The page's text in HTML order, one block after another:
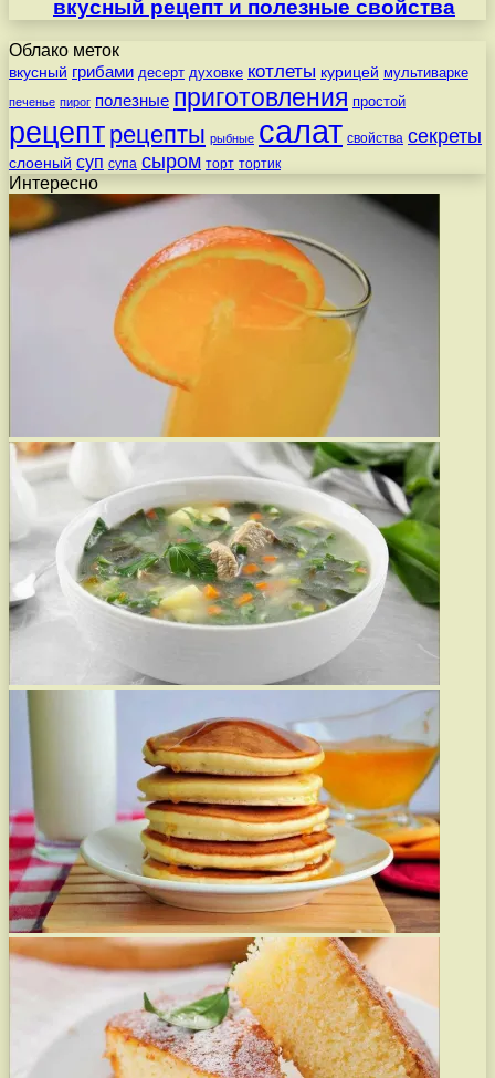
вкусный рецепт и полезные свойства
Облако меток
вкусный грибами десерт духовке котлеты курицей мультиварке
печенье пирог полезные приготовления простой
рецепт рецепты рыбные салат свойства секреты
слоеный суп супа сыром торт тортик
Интересно